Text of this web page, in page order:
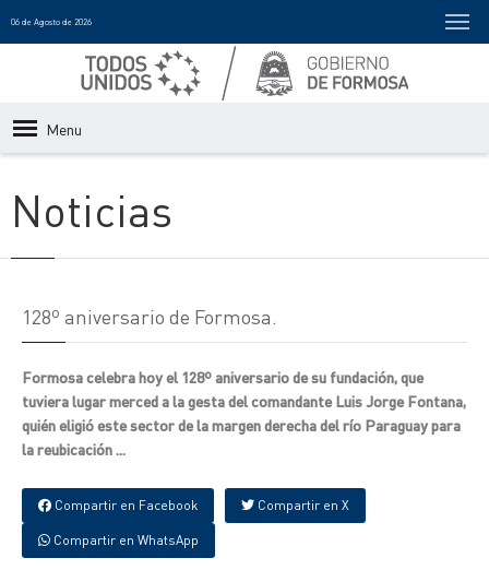
06 de Agosto de 2026
Menu
Noticias
128º aniversario de Formosa.
Formosa celebra hoy el 128º aniversario de su fundación, que
tuviera lugar merced a la gesta del comandante Luis Jorge Fontana,
quién eligió este sector de la margen derecha del río Paraguay para
la reubicación ...
Compartir en Facebook Compartir en X
Compartir en WhatsApp